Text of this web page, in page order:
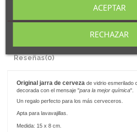
Detalles del producto
Reseñas(0)
Original jarra de cerveza de vidrio esmerilado
decorada con el mensaje "para la mejor química".
Un regalo perfecto para los más cerveceros.
Apta para lavavajillas.
Medida: 15 x 8 cm.
RECHAZAR
ACEPTAR